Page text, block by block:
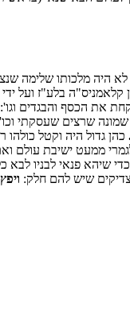
מלכותו שלימה
קלאמניס"ה בלע"ז ועל
את הכסף והבגדים
שרצים שעסקתי
כהן גדול היה וקטל כולהו
ממעט ישיבת עולם
כדי שיהא פנאי לבניו לבא
שיש להם חלק: